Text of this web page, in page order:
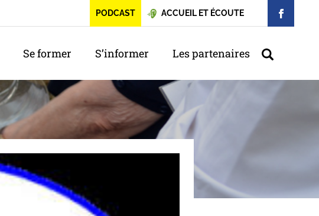
PODCAST ACCUEIL ET ÉCOUTE
Se former S’informer Les partenaires